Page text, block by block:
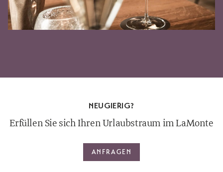
NEUGIERIG?
Erfüllen Sie sich Ihren Urlaubstraum im LaMonte
ANFRAGEN